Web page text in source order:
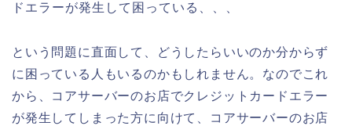
ドエラーが発生して困っている、、、
という問題に直面して、どうしたらいいのか分からず
に困っている人もいるのかもしれません。なのでこれ
から、コアサーバーのお店でクレジットカードエラー
が発生してしまった方に向けて、コアサーバーのお店